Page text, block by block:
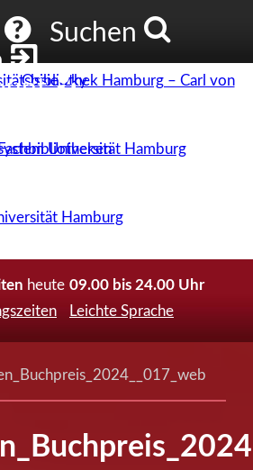
Suchen
heute 09.00 bis 24.00 Uhr
Leichte Sprache